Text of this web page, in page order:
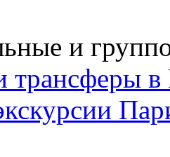
и
трансферы